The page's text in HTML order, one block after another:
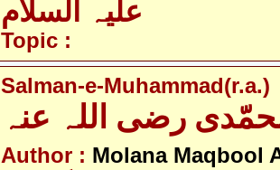
Topic :
Salman-e-Muhammad(r.a.)
رضی اللہ عنہ
Author : Molana Maqbool